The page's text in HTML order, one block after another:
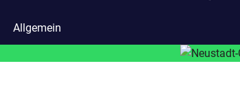
Allgemein